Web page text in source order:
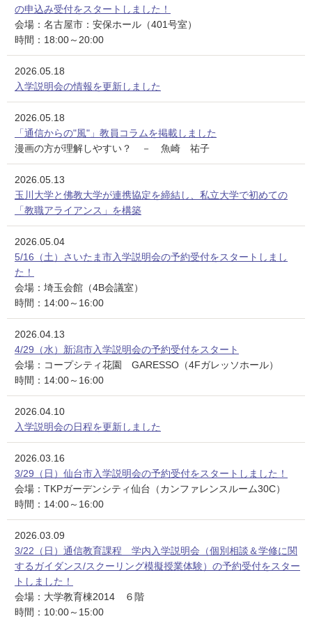
の申込み受付をスタートしました！
会場：名古屋市：安保ホール（401号室）
時間：18:00～20:00
2026.05.18
入学説明会の情報を更新しました
2026.05.18
「通信からの"風"」教員コラムを掲載しました
漫画の方が理解しやすい？ － 魚崎 祐子
2026.05.13
玉川大学と佛教大学が連携協定を締結し、私立大学で初めての
「教職アライアンス」を構築
2026.05.04
5/16（土）さいたま市入学説明会の予約受付をスタートしまし
た！
会場：埼玉会館（4B会議室）
時間：14:00～16:00
2026.04.13
4/29（水）新潟市入学説明会の予約受付をスタート
会場：コープシティ花園 GARESSO（4Fガレッソホール）
時間：14:00～16:00
2026.04.10
入学説明会の日程を更新しました
2026.03.16
3/29（日）仙台市入学説明会の予約受付をスタートしました！
会場：TKPガーデンシティ仙台（カンファレンスルーム30C）
時間：14:00～16:00
2026.03.09
3/22（日）通信教育課程 学内入学説明会（個別相談＆学修に関
するガイダンス/スクーリング模擬授業体験）の予約受付をスター
トしました！
会場：大学教育棟2014 ６階
時間：10:00～15:00